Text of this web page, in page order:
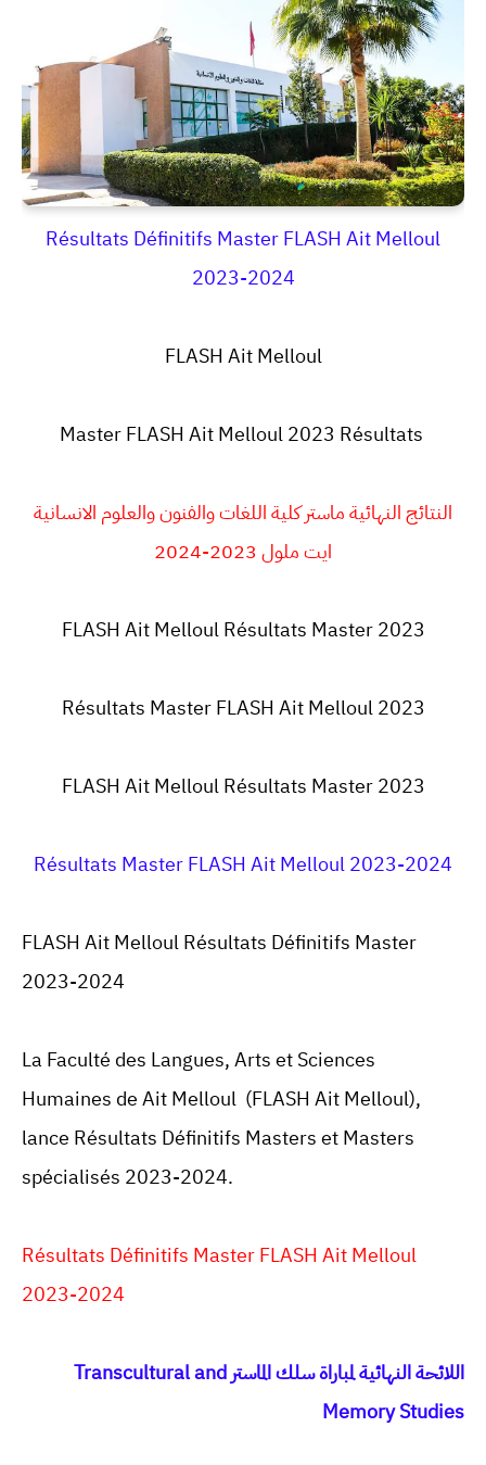
Résultats Définitifs Master FLASH Ait Melloul
2023-2024
FLASH Ait Melloul
Master FLASH Ait Melloul 2023 Résultats
النتائج النهائية ماستر كلية اللغات والفنون والعلوم الانسانية
ايت ملول 2023-2024
FLASH Ait Melloul Résultats Master 2023
Résultats MasterFLASH Ait Melloul2023
FLASH Ait Melloul Résultats Master 2023
Résultats Master FLASH Ait Melloul 2023-2024
FLASH Ait Melloul Résultats Définitifs Master
2023-2024
La Faculté des Langues, Arts et Sciences
Humaines de Ait Melloul (FLASH Ait Melloul),
lance Résultats Définitifs Masters et Masters
spécialisés 2023-2024.
Résultats Définitifs Master FLASH Ait Melloul
2023-2024
اللائحة النهائية لمباراة سلك الماستر Transcultural and
Memory Studies